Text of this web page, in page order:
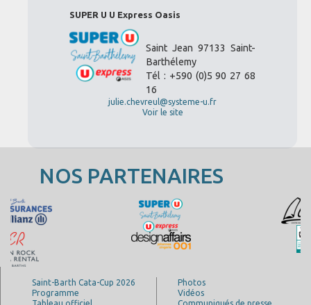
SUPER U U Express Oasis
Saint Jean 97133 Saint-
Barthélemy
Tél : +590 (0)5 90 27 68
16
julie.chevreul@systeme-u.fr
Voir le site
NOS PARTENAIRES
Saint-Barth Cata-Cup 2026
Programme
Photos
Vidéos